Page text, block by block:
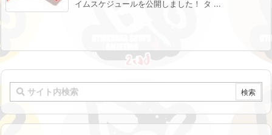
イムスケジュールを公開しました！ タ ...